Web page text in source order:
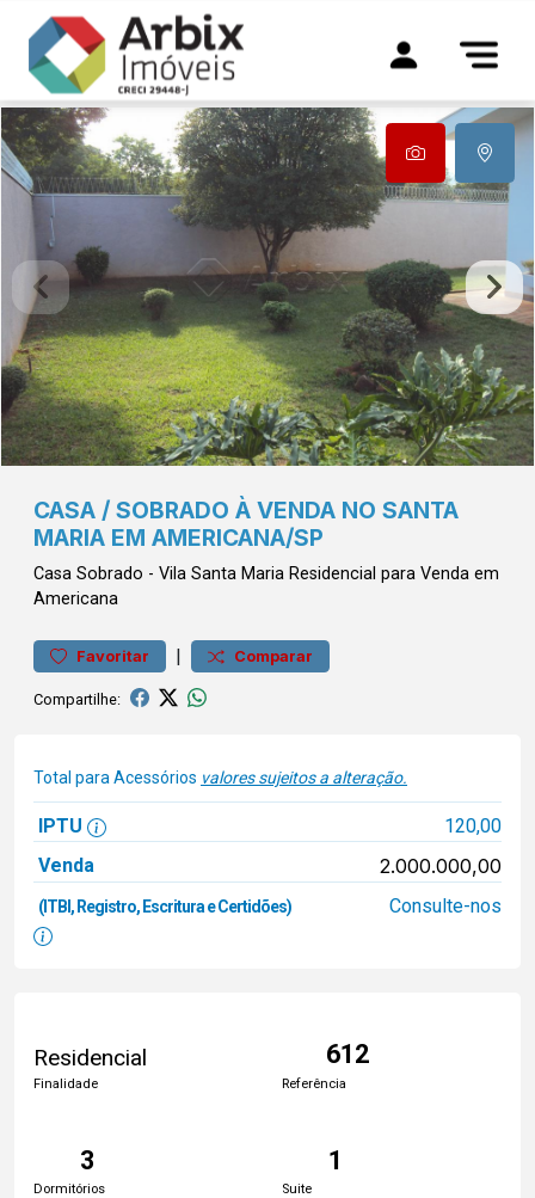
CASA / SOBRADO À VENDA NO SANTA
MARIA EM AMERICANA/SP
Casa Sobrado - Vila Santa Maria Residencial para Venda em
Americana
Favoritar | Comparar
Compartilhe:
Total para Acessórios valores sujeitos a alteração.
IPTU
120,00
Venda
2.000.000,00
(ITBI, Registro, Escritura e Certidões) Consulte-nos
Residencial
Finalidade
612
Referência
3
Dormitórios
1
Suite